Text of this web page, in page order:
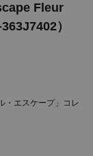
Fleur
）
・エスケープ」コレ